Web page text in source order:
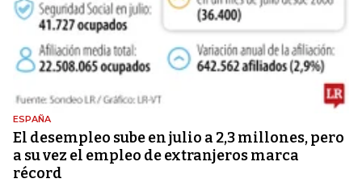
ESPAÑA
El desempleo sube en julio a 2,3 millones, pero
a su vez el empleo de extranjeros marca
récord